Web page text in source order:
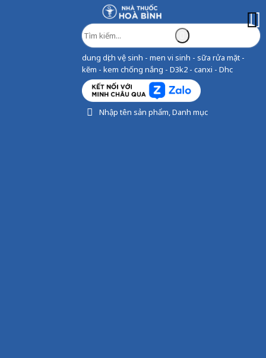
dung dịch vệ sinh - men vi sinh - sữa rửa mặt -
kẽm - kem chống nắng - D3k2 - canxi - Dhc
Nhập tên sản phẩm, Danh mục